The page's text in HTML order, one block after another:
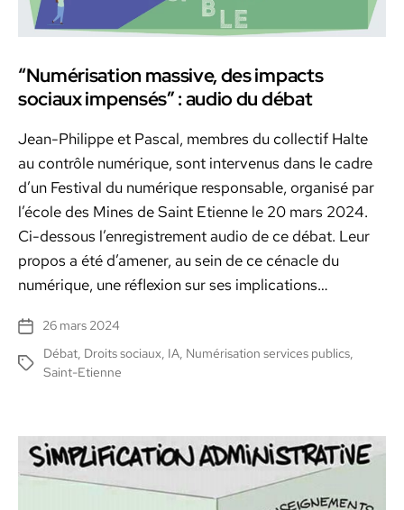
“Numérisation massive, des impacts
sociaux impensés” : audio du débat
Jean-Philippe et Pas­cal, mem­bres du col­lec­tif Halte
au con­trôle numérique, sont inter­venus dans le cadre
d’un Fes­ti­val du numérique respon­s­able, organ­isé par
l’é­cole des Mines de Saint Eti­enne le 20 mars 2024.
Ci-dessous l’en­reg­istrement audio de ce débat. Leur
pro­pos a été d’amen­er, au sein de ce céna­cle du
numérique, une réflex­ion sur ses impli­ca­tions…
Date
l’article
26 mars 2024
Étiquettes
Débat, Droits sociaux, IA, Numérisation services publics,
Saint-Etienne